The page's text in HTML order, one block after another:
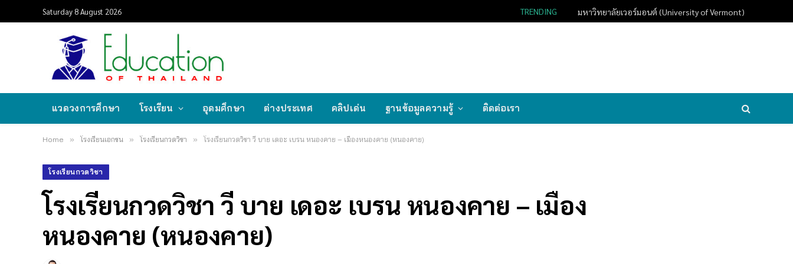
Saturday 8 August 2026 TRENDING มหาวิทยาลัยเวอร์มอนต์ (University of Vermont)
แวดวงการศึกษา โรงเรียน อุดมศึกษา ต่างประเทศ คลิปเด่น ฐานข้อมูลความรู้ ติดต่อเรา
Home » โรงเรียนเอกชน » โรงเรียนกวดวิชา » โรงเรียนกวดวิชา วี บาย เดอะ เบรน หนองคาย – เมืองหนองคาย (หนองคาย)
โรงเรียนกวดวิชา
โรงเรียนกวดวิชา วี บาย เดอะ เบรน หนองคาย – เมือง
หนองคาย (หนองคาย)